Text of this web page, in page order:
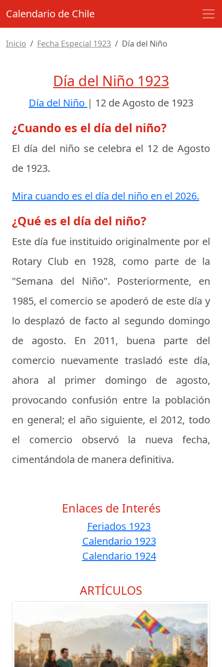
Calendario de Chile
Inicio Fecha Especial 1923 Día del Niño
Día del Niño 1923
Día del Niño | 12 de Agosto de 1923
¿Cuando es el día del niño?
El día del niño se celebra el 12 de Agosto
de 1923.
Mira cuando es el día del niño en el 2026.
¿Qué es el día del niño?
Este día fue instituido originalmente por el
Rotary Club en 1928, como parte de la
"Semana del Niño". Posteriormente, en
1985, el comercio se apoderó de este día y
lo desplazó de facto al segundo domingo
de agosto. En 2011, buena parte del
comercio nuevamente trasladó este día,
ahora al primer domingo de agosto,
provocando confusión entre la población
en general; el año siguiente, el 2012, todo
el comercio observó la nueva fecha,
cimentándola de manera definitiva.
Enlaces de Interés
Feriados 1923
Calendario 1923
Calendario 1924
ARTÍCULOS